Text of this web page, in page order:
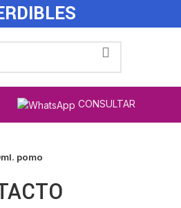
CONSULTAR
pomo